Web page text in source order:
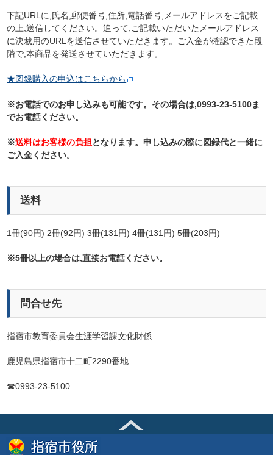
下記URLに,氏名,郵便番号,住所,電話番号,メールアドレスをご記載
の上,送信してください。追って,ご記載いただいたメールアドレス
に決裁用のURLを送信させていただきます。ご入金が確認できた段
階で,本商品を発送させていただきます。
★図録購入の申込はこちらから
※お電話でのお申し込みも可能です。その場合は,0993-23-5100ま
でお電話ください。
※送料はお客様の負担となります。申し込みの際に図録代と一緒に
ご入金ください。
送料
1冊(90円) 2冊(92円) 3冊(131円) 4冊(131円)5冊(203円)
※5冊以上の場合は,直接お電話ください。
問合せ先
指宿市教育委員会生涯学習課文化財係
鹿児島県指宿市十二町2290番地
☎0993-23-5100